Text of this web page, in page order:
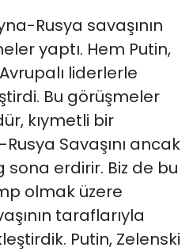
Rusya savaşının
yaptı. Hem Putin,
liderlerle
Bu görüşmeler
kıymetli bir
Savaşını ancak
sona erdirir. Biz de bu
olmak üzere
taraflarıyla
Putin, Zelenski